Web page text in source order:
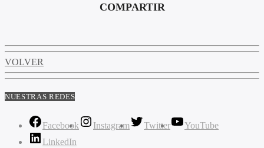
COMPARTIR
VOLVER
NUESTRAS REDES
Facebook Instagram Twitter
YouTube
LinkedIn